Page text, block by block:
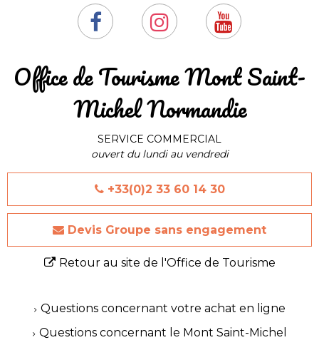
​Office de Tourisme Mont Saint-
Michel Normandie
SERVICE COMMERCIAL
ouvert du lundi au vendredi
+33(0)2 33 60 14 30
Devis Groupe sans engagement
Retour au site de l'Office de Tourisme
Questions concernant votre achat en ligne
Questions concernant le Mont Saint-Michel